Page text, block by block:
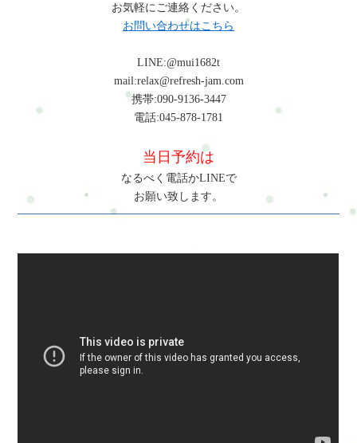
お気軽にご連絡ください。
お問い合わせはこちら
LINE:@mui1682t
mail:relax@refresh-jam.com
携帯:090-9136-3447
電話:045-878-1781
当日予約は
なるべく電話かLINEで
お願い致します。